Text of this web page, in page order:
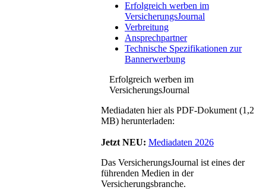
Erfolgreich werben im
VersicherungsJournal
Verbreitung
Ansprechpartner
Technische Spezifikationen zur
Bannerwerbung
Erfolgreich werben im
VersicherungsJournal
Mediadaten hier als PDF-Dokument (1,2
MB) herunterladen:
Jetzt NEU: Mediadaten 2026
Das VersicherungsJournal ist eines der
führenden Medien in der
Versicherungsbranche.